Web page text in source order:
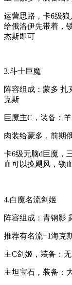
运营思路，卡6级狼
给俄洛伊先带着，
杰斯即可
3.斗士巨魔
阵容组成：蒙多 扎
克斯
巨魔主C ，装备：
肉装给蒙多，前期
卡6级无脑d巨魔，
血可以换飓风，锁
4.白魔名流剑姬
阵容组成：青钢影
推荐有名流+1海克
主C剑姬，装备：
主坦宝石，装备：